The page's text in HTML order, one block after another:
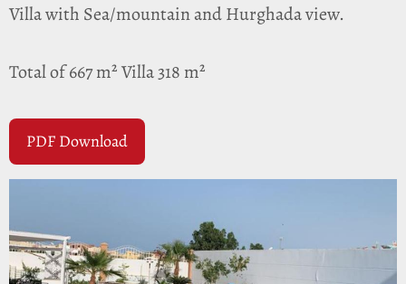
Villa with Sea/mountain and Hurghada view.
Total of 667 m² Villa 318 m²
PDF Download